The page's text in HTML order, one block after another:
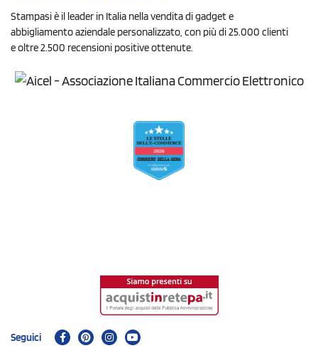
Stampasi è il leader in Italia nella vendita di gadget e
abbigliamento aziendale personalizzato, con più di 25.000 clienti
e oltre 2.500 recensioni positive ottenute.
Seguici